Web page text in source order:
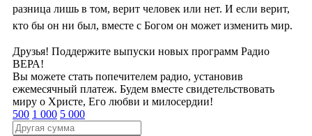
разница лишь в том, верит человек или нет. И если верит,
кто бы он ни был, вместе с Богом он может изменить мир.
Друзья! Поддержите выпуски новых программ Радио
ВЕРА!
Вы можете стать попечителем радио, установив
ежемесячный платеж. Будем вместе свидетельствовать
миру о Христе, Его любви и милосердии!
500 1 000 5 000